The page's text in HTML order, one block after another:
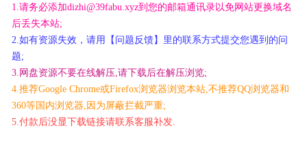
1.请务必添加dizhi@39fabu.xyz到您的邮箱通讯录以免网站更换域名
后丢失本站;
2.如有资源失效，请用【问题反馈】里的联系方式提交您遇到的问
题;
3.网盘资源不要在线解压,请下载后在解压浏览;
4.推荐Google Chrome或Firefox浏览器浏览本站,不推荐QQ浏览器和
360等国内浏览器,因为屏蔽拦截严重;
5.付款后没显下载链接请联系客服补发.